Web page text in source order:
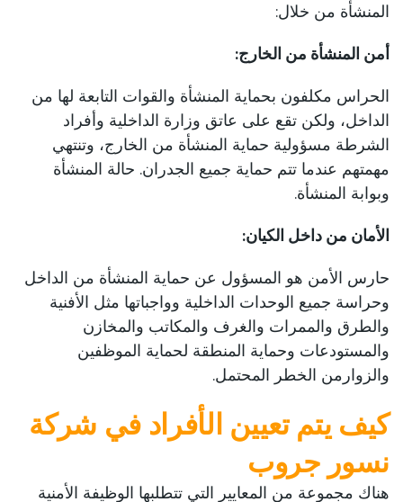
المنشأة من خلال:
أمن المنشأة من الخارج:
الحراس مكلفون بحماية المنشأة والقوات التابعة لها من
الداخل، ولكن تقع على عاتق وزارة الداخلية وأفراد
الشرطة مسؤولية حماية المنشأة من الخارج، وتنتهي
مهمتهم عندما تتم حماية جميع الجدران. حالة المنشأة
وبوابة المنشأة.
الأمان من داخل الكيان:
حارس الأمن هو المسؤول عن حماية المنشأة من الداخل
وحراسة جميع الوحدات الداخلية وواجباتها مثل الأفنية
والطرق والممرات والغرف والمكاتب والمخازن
والمستودعات وحماية المنطقة لحماية الموظفين
والزوارمن الخطر المحتمل.
كيف يتم تعيين الأفراد في شركة
نسور جروب
هناك مجموعة من المعايير التي تتطلبها الوظيفة الأمنية